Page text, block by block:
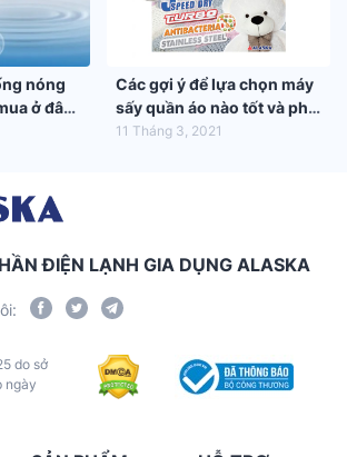
nóng
ở đâu
Các gợi ý để lựa chọn máy
sấy quần áo nào tốt và phù
hợp nhất với gia đình bạn
11 Tháng 3, 2021
ĐIỆN LẠNH GIA DỤNG ALASKA
do sở
ngày